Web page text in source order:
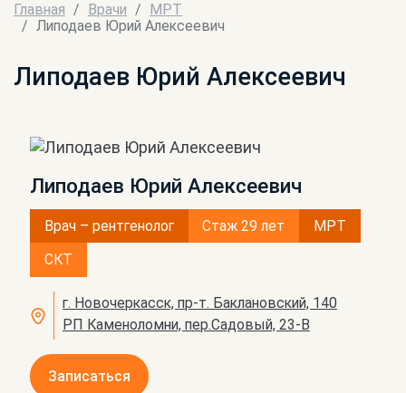
Главная Врачи
МРТ
Липодаев Юрий Алексеевич
Липодаев Юрий Алексеевич
Липодаев Юрий Алексеевич
Врач – рентгенолог Стаж 29 лет
МРТ
СКТ
г. Новочеркасск, пр-т. Баклановский, 140
РП Каменоломни, пер.Садовый, 23-В
Записаться